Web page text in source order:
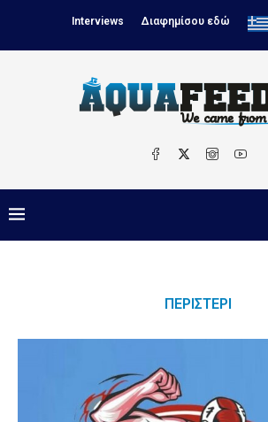
Interviews Διαφημίσου εδώ
ΠΕΡΙΣΤΈΡΙ